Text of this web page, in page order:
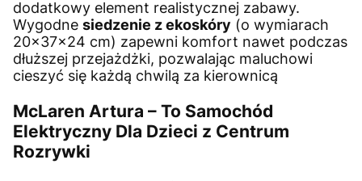
dodatkowy element realistycznej zabawy.
Wygodne siedzenie z ekoskóry (o wymiarach
20x37x24 cm) zapewni komfort nawet podczas
dłuższej przejażdżki, pozwalając maluchowi
cieszyć się każdą chwilą za kierownicą
McLaren Artura – To Samochód
Elektryczny Dla Dzieci z Centrum
Rozrywki